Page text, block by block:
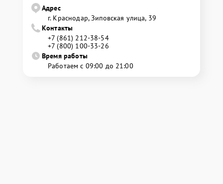
Адрес
г. Краснодар, Зиповская улица, 39
Контакты
+7 (861) 212-38-54
+7 (800) 100-33-26
Время работы
Работаем с 09:00 до 21:00